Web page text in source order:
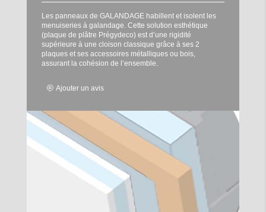
Les panneaux de GALANDAGE habillent et isolent les
menuiseries à galandage. Cette solution esthétique
(plaque de plâtre Prégydeco) est d’une rigidité
supérieure à une cloison classique grâce à ses 2
plaques et ses accessoires métalliques ou bois,
assurant la cohésion de l’ensemble.
Ajouter un avis